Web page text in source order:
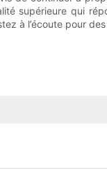
supérieure qui
à l’écoute pour